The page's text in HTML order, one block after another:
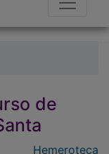
de